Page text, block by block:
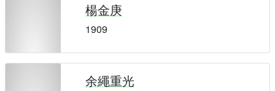
楊金庚
1909
余繩重光